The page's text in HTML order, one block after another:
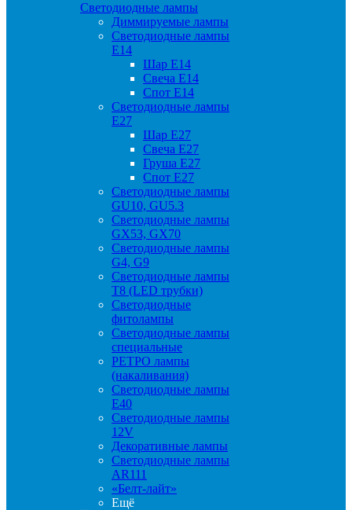
Светодиодные лампы
Диммируемые лампы
Светодиодные лампы
Е14
Шар Е14
Свеча Е14
Спот Е14
Светодиодные лампы
Е27
Шар Е27
Свеча Е27
Груша Е27
Спот Е27
Светодиодные лампы
GU10, GU5.3
Светодиодные лампы
GX53, GX70
Светодиодные лампы
G4, G9
Светодиодные лампы
Т8 (LED трубки)
Светодиодные
фитолампы
Светодиодные лампы
специальные
РЕТРО лампы
(накаливания)
Светодиодные лампы
E40
Светодиодные лампы
12V
Декоративные лампы
Светодиодные лампы
AR111
«Белт-лайт»
Ещё